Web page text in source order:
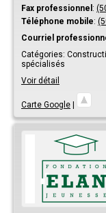
Fax professionnel :
Téléphone mobile:
Courriel
Catégories:
spécialisés
Voir détail
Carte Google |